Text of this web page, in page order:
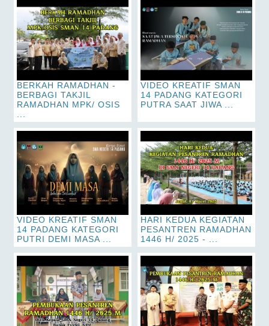
BERKAH RAMADHAN -
BERBAGI TAKJIL
RAMADHAN MPK/ OSIS
VIDEO KREATIF SMAN
14 PADANG KATEGORI
PUTRA SAAT JIWA ...
VIDEO KREATIF SMAN
14 PADANG KATEGORI
PUTRI DEMI MASA ...
HARI KEDUA KEGIATAN
PESANTREN RAMADHAN
1446 H/ 2025 - ...